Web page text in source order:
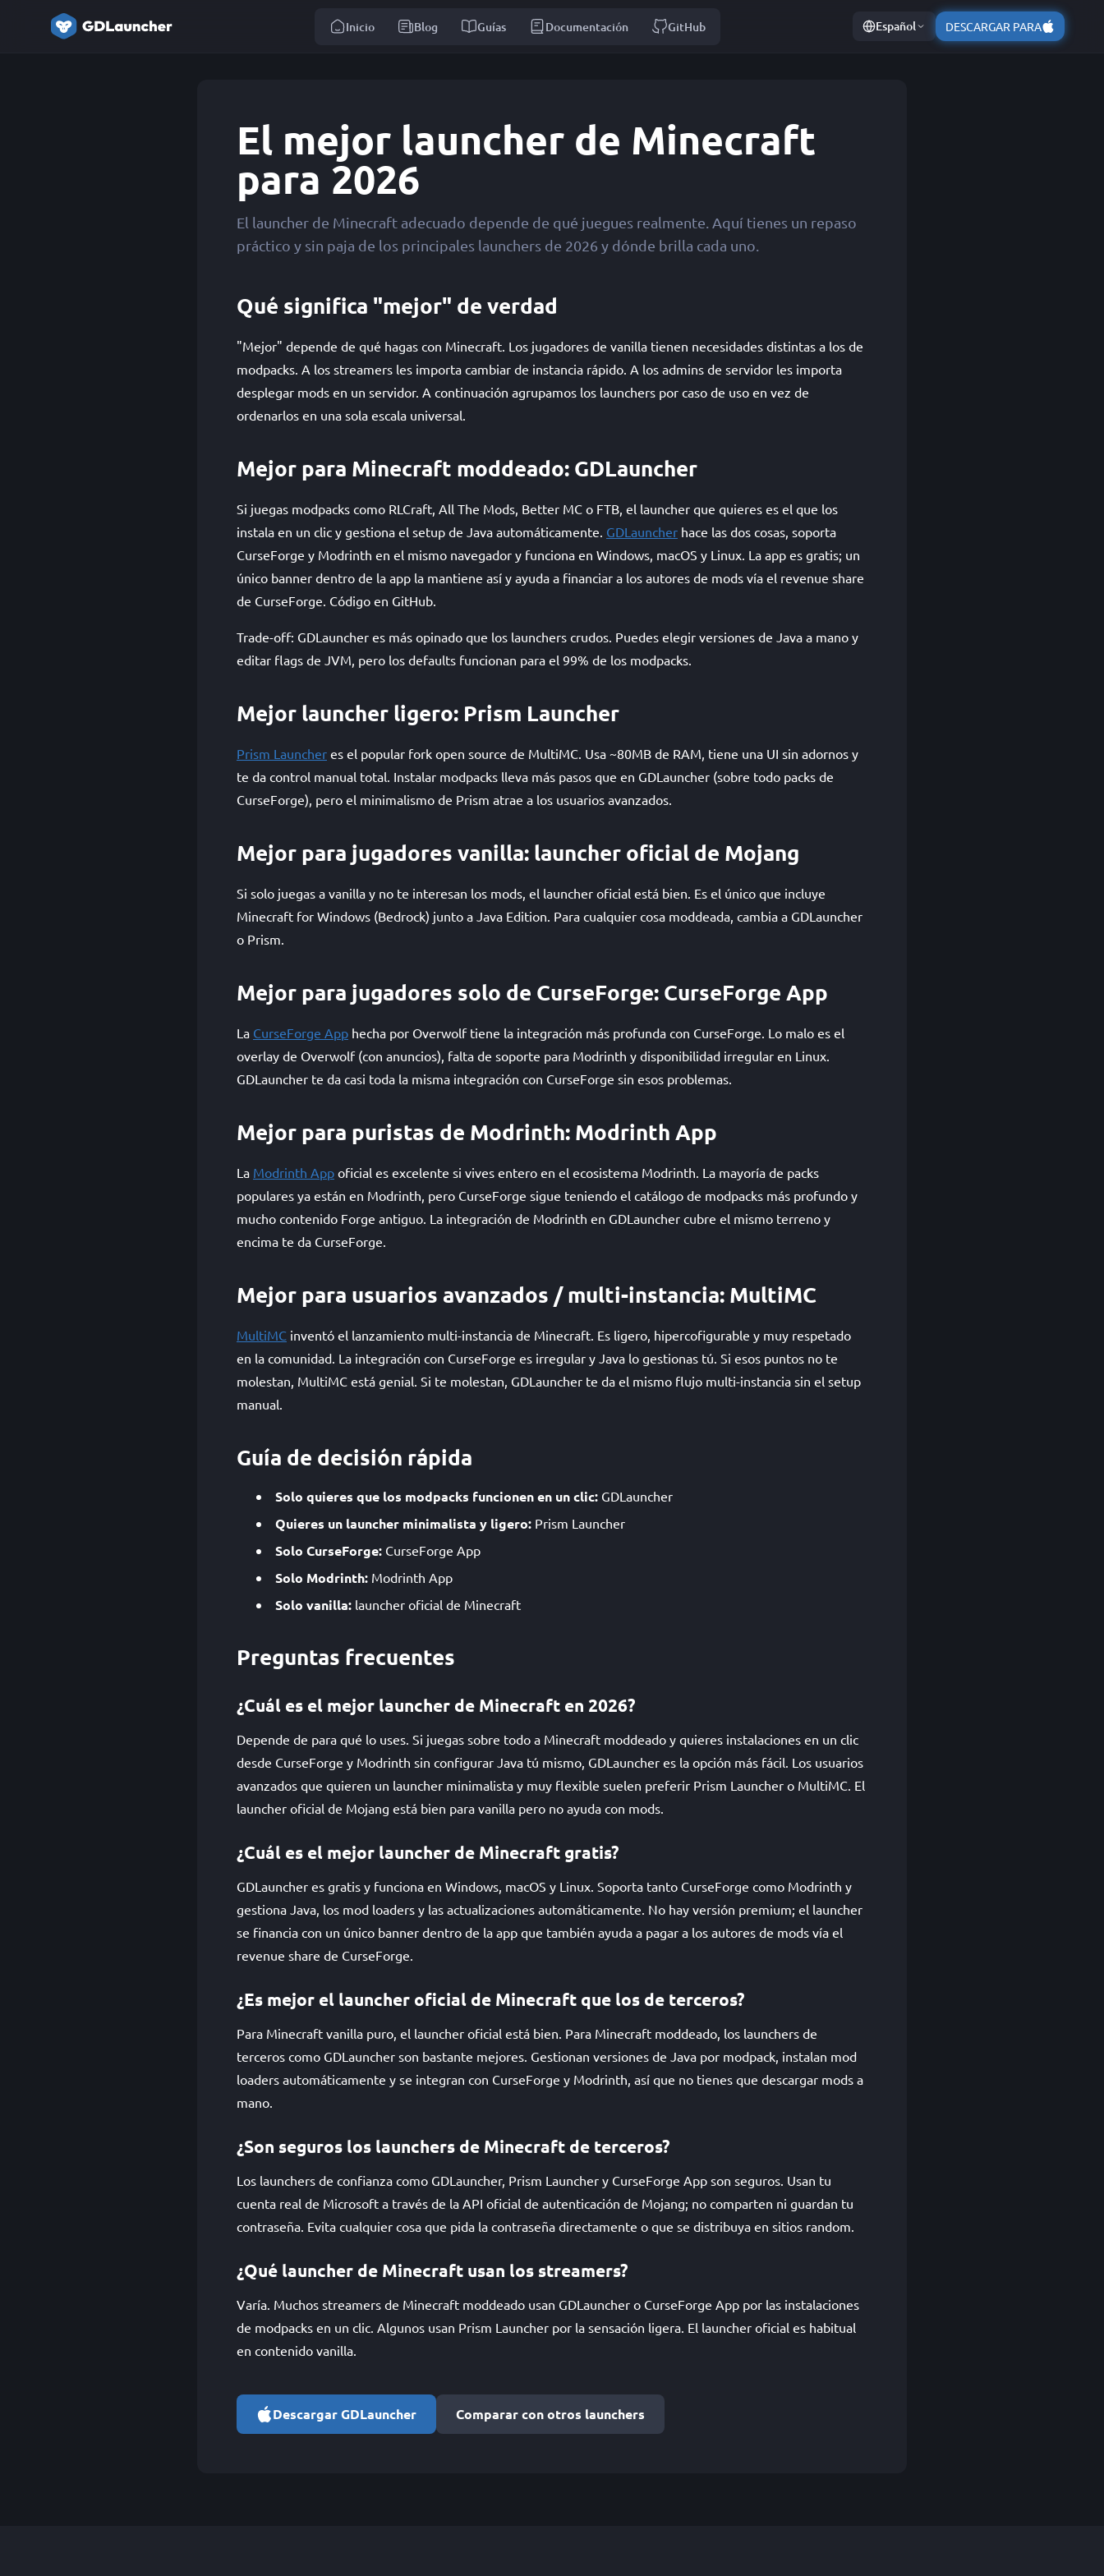
Inicio Blog Guías Documentación GitHub Español DESCARGAR PARA
El mejor launcher de Minecraft
para 2026
El launcher de Minecraft adecuado depende de qué juegues realmente. Aquí tienes un repaso
práctico y sin paja de los principales launchers de 2026 y dónde brilla cada uno.
Qué significa "mejor" de verdad
"Mejor" depende de qué hagas con Minecraft. Los jugadores de vanilla tienen necesidades distintas a los de
modpacks. A los streamers les importa cambiar de instancia rápido. A los admins de servidor les importa
desplegar mods en un servidor. A continuación agrupamos los launchers por caso de uso en vez de
ordenarlos en una sola escala universal.
Mejor para Minecraft moddeado: GDLauncher
Si juegas modpacks como RLCraft, All The Mods, Better MC o FTB, el launcher que quieres es el que los
instala en un clic y gestiona el setup de Java automáticamente. GDLauncher hace las dos cosas, soporta
CurseForge y Modrinth en el mismo navegador y funciona en Windows, macOS y Linux. La app es gratis; un
único banner dentro de la app la mantiene así y ayuda a financiar a los autores de mods vía el revenue share
de CurseForge. Código en GitHub.
Trade-off: GDLauncher es más opinado que los launchers crudos. Puedes elegir versiones de Java a mano y
editar flags de JVM, pero los defaults funcionan para el 99% de los modpacks.
Mejor launcher ligero: Prism Launcher
Prism Launcher es el popular fork open source de MultiMC. Usa ~80MB de RAM, tiene una UI sin adornos y
te da control manual total. Instalar modpacks lleva más pasos que en GDLauncher (sobre todo packs de
CurseForge), pero el minimalismo de Prism atrae a los usuarios avanzados.
Mejor para jugadores vanilla: launcher oficial de Mojang
Si solo juegas a vanilla y no te interesan los mods, el launcher oficial está bien. Es el único que incluye
Minecraft for Windows (Bedrock) junto a Java Edition. Para cualquier cosa moddeada, cambia a GDLauncher
o Prism.
Mejor para jugadores solo de CurseForge: CurseForge App
La CurseForge App hecha por Overwolf tiene la integración más profunda con CurseForge. Lo malo es el
overlay de Overwolf (con anuncios), falta de soporte para Modrinth y disponibilidad irregular en Linux.
GDLauncher te da casi toda la misma integración con CurseForge sin esos problemas.
Mejor para puristas de Modrinth: Modrinth App
La Modrinth App oficial es excelente si vives entero en el ecosistema Modrinth. La mayoría de packs
populares ya están en Modrinth, pero CurseForge sigue teniendo el catálogo de modpacks más profundo y
mucho contenido Forge antiguo. La integración de Modrinth en GDLauncher cubre el mismo terreno y
encima te da CurseForge.
Mejor para usuarios avanzados / multi-instancia: MultiMC
MultiMC inventó el lanzamiento multi-instancia de Minecraft. Es ligero, hipercofigurable y muy respetado
en la comunidad. La integración con CurseForge es irregular y Java lo gestionas tú. Si esos puntos no te
molestan, MultiMC está genial. Si te molestan, GDLauncher te da el mismo flujo multi-instancia sin el setup
manual.
Guía de decisión rápida
Solo quieres que los modpacks funcionen en un clic: GDLauncher
Quieres un launcher minimalista y ligero: Prism Launcher
Solo CurseForge: CurseForge App
Solo Modrinth: Modrinth App
Solo vanilla: launcher oficial de Minecraft
Preguntas frecuentes
¿Cuál es el mejor launcher de Minecraft en 2026?
Depende de para qué lo uses. Si juegas sobre todo a Minecraft moddeado y quieres instalaciones en un clic
desde CurseForge y Modrinth sin configurar Java tú mismo, GDLauncher es la opción más fácil. Los usuarios
avanzados que quieren un launcher minimalista y muy flexible suelen preferir Prism Launcher o MultiMC. El
launcher oficial de Mojang está bien para vanilla pero no ayuda con mods.
¿Cuál es el mejor launcher de Minecraft gratis?
GDLauncher es gratis y funciona en Windows, macOS y Linux. Soporta tanto CurseForge como Modrinth y
gestiona Java, los mod loaders y las actualizaciones automáticamente. No hay versión premium; el launcher
se financia con un único banner dentro de la app que también ayuda a pagar a los autores de mods vía el
revenue share de CurseForge.
¿Es mejor el launcher oficial de Minecraft que los de terceros?
Para Minecraft vanilla puro, el launcher oficial está bien. Para Minecraft moddeado, los launchers de
terceros como GDLauncher son bastante mejores. Gestionan versiones de Java por modpack, instalan mod
loaders automáticamente y se integran con CurseForge y Modrinth, así que no tienes que descargar mods a
mano.
¿Son seguros los launchers de Minecraft de terceros?
Los launchers de confianza como GDLauncher, Prism Launcher y CurseForge App son seguros. Usan tu
cuenta real de Microsoft a través de la API oficial de autenticación de Mojang; no comparten ni guardan tu
contraseña. Evita cualquier cosa que pida la contraseña directamente o que se distribuya en sitios random.
¿Qué launcher de Minecraft usan los streamers?
Varía. Muchos streamers de Minecraft moddeado usan GDLauncher o CurseForge App por las instalaciones
de modpacks en un clic. Algunos usan Prism Launcher por la sensación ligera. El launcher oficial es habitual
en contenido vanilla.
Descargar GDLauncher Comparar con otros launchers